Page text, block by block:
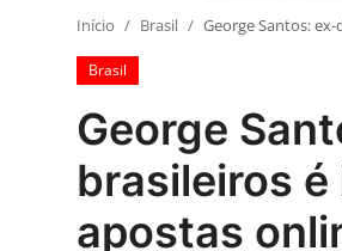
Esportes
Vales de Minas
Celebridades e Famosos
Contato
Galeria
Início Brasil George Santos:
Brasil
George
brasileiros
apostas